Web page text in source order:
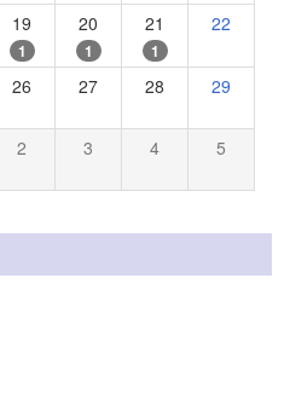
19
1
20
1
21
1
22
26 27 28 29
2 3 4 5